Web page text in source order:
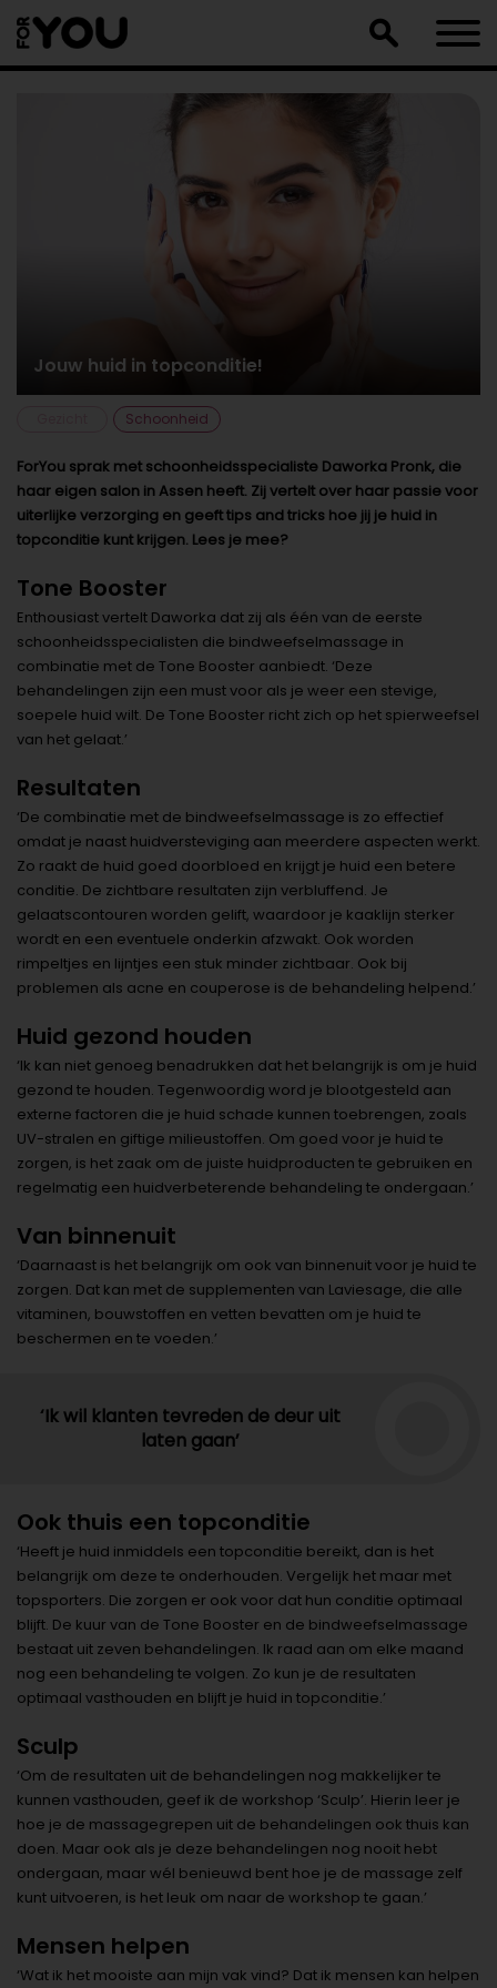
naar
artikel
Jouw huid in topconditie!
Schoonheid
ForYou sprak met schoonheidsspecialiste Daworka Pronk, die
haar eigen salon in Assen heeft. Zij vertelt over haar passie voor
uiterlijke verzorging en geeft tips and tricks hoe jij je huid in
topconditie kunt krijgen. Lees je mee?
Tone Booster
Enthousiast vertelt Daworka dat zij als één van de eerste
schoonheidsspecialisten die bindweefselmassage in
combinatie met de Tone Booster aanbiedt. ‘Deze
behandelingen zijn een must voor als je weer een stevige,
soepele huid wilt. De Tone Booster richt zich op het spierweefsel
van het gelaat.’
Resultaten
‘De combinatie met de bindweefselmassage is zo effectief
omdat je naast huidversteviging aan meerdere aspecten werkt.
Zo raakt de huid goed doorbloed en krijgt je huid een betere
conditie. De zichtbare resultaten zijn verbluffend. Je
gelaatscontouren worden gelift, waardoor je kaaklijn sterker
wordt en een eventuele onderkin afzwakt. Ook worden
rimpeltjes en lijntjes een stuk minder zichtbaar. Ook bij
problemen als acne en couperose is de behandeling helpend.’
Huid gezond houden
‘Ik kan niet genoeg benadrukken dat het belangrijk is om je huid
gezond te houden. Tegenwoordig word je blootgesteld aan
externe factoren die je huid schade kunnen toebrengen, zoals
UV-stralen en giftige milieustoffen. Om goed voor je huid te
zorgen, is het zaak om de juiste huidproducten te gebruiken en
regelmatig een huidverbeterende behandeling te ondergaan.’
Van binnenuit
‘Daarnaast is het belangrijk om ook van binnenuit voor je huid te
zorgen. Dat kan met de supplementen van Laviesage, die alle
vitaminen, bouwstoffen en vetten bevatten om je huid te
beschermen en te voeden.’
‘Ik wil klanten tevreden de deur uit
laten gaan’
Ook thuis een topconditie
‘Heeft je huid inmiddels een topconditie bereikt, dan is het
belangrijk om deze te onderhouden. Vergelijk het maar met
topsporters. Die zorgen er ook voor dat hun conditie optimaal
blijft. De kuur van de Tone Booster en de bindweefselmassage
bestaat uit zeven behandelingen. Ik raad aan om elke maand
nog een behandeling te volgen. Zo kun je de resultaten
optimaal vasthouden en blijft je huid in topconditie.’
Sculp
‘Om de resultaten uit de behandelingen nog makkelijker te
kunnen vasthouden, geef ik de workshop ‘Sculp’. Hierin leer je
hoe je de massagegrepen uit de behandelingen ook thuis kan
doen. Maar ook als je deze behandelingen nog nooit hebt
ondergaan, maar wél benieuwd bent hoe je de massage zelf
kunt uitvoeren, is het leuk om naar de workshop te gaan.’
Mensen helpen
‘Wat ik het mooiste aan mijn vak vind? Dat ik mensen kan helpen